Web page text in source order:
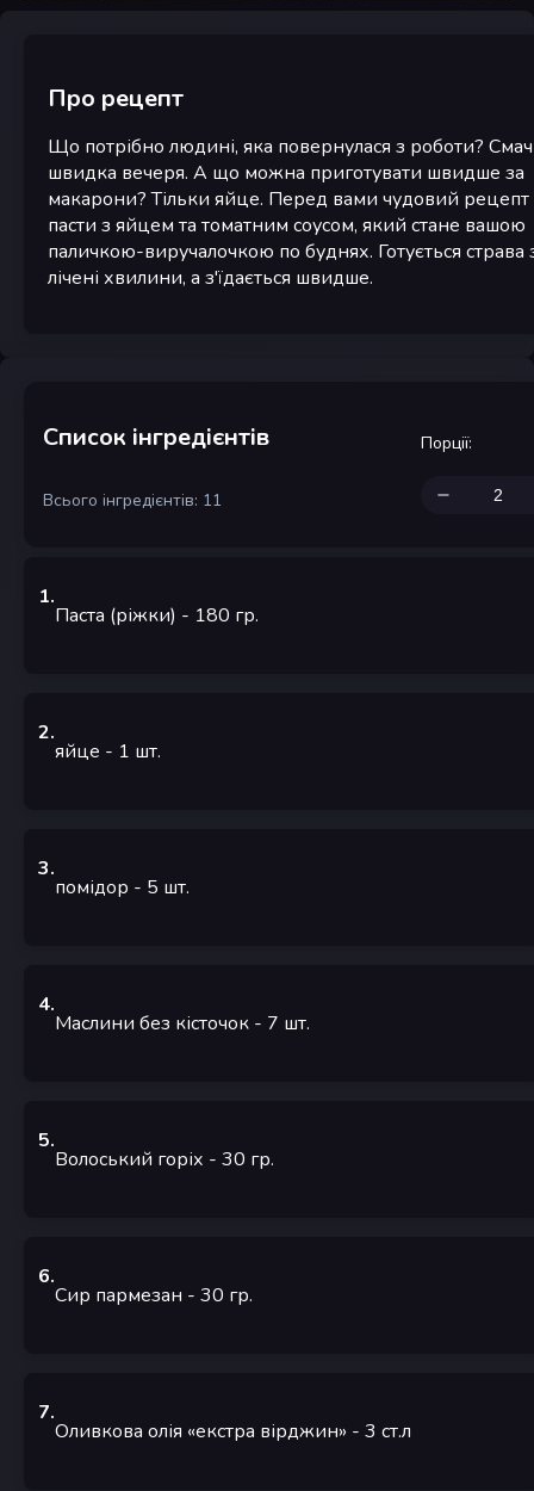
Про рецепт
Що потрібно людині, яка повернулася з роботи?
швидка вечеря. А що можна приготувати швидше за
макарони? Тільки яйце. Перед вами чудовий рецепт
пасти з яйцем та томатним соусом, який стане вашою
паличкою-виручалочкою по буднях. Готується страва
лічені хвилини, а з'їдається швидше.
Список інгредієнтів
Всього інгредієнтів: 11
Порції:
1.
Паста (ріжки) - 180 гр.
2.
яйце - 1 шт.
3.
помідор - 5 шт.
4.
Маслини без кісточок - 7 шт.
5.
Волоський горіх - 30 гр.
6.
Сир пармезан - 30 гр.
7.
Оливкова олія «екстра вірджин» - 3 ст.л